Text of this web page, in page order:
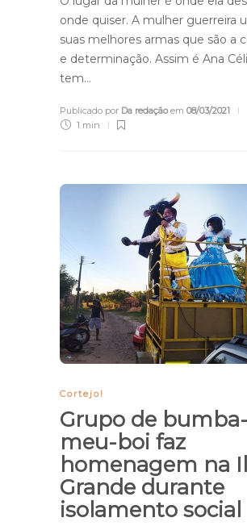
onde quiser. A mulher guerreira
suas melhores armas que são a
e determinação. Assim é Ana
tem…
Publicado por Da redaçãoem 08/03/2021
1 min
Cortejo!
Grupo de bumba-
meu-boi faz
homenagem na
Grande durante
isolamento social